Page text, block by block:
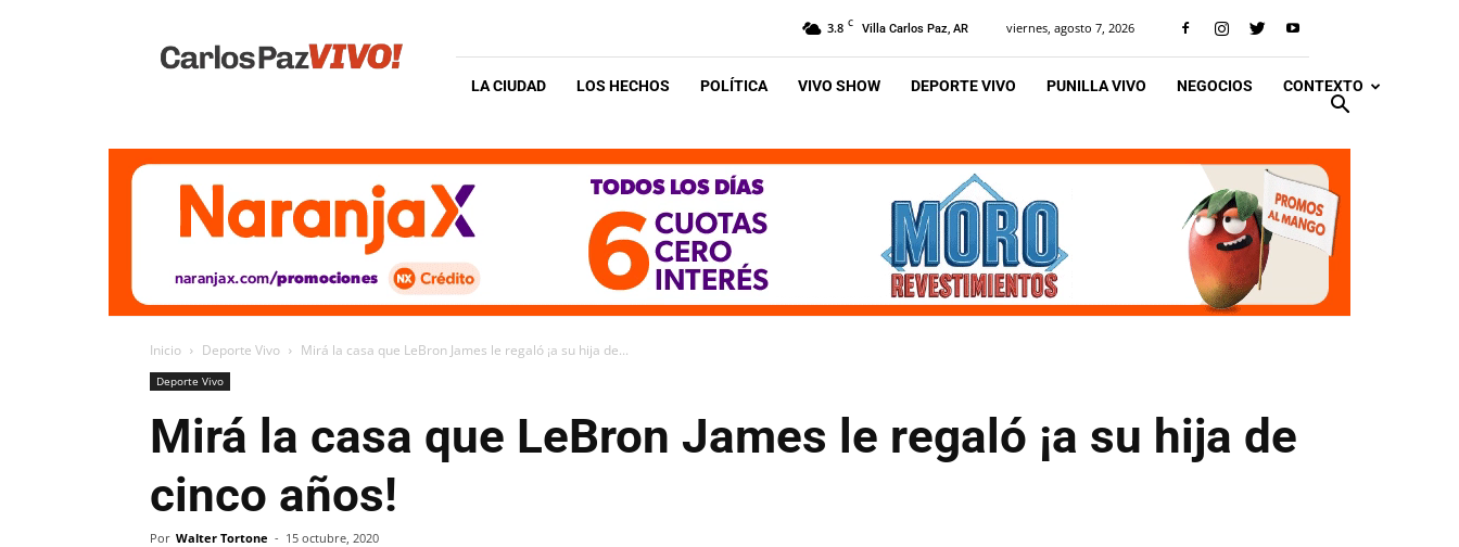
Vivo
3.8 C Villa Carlos Paz, AR viernes, agosto 7, 2026
LA CIUDAD LOS HECHOS POLÍTICA VIVO SHOW DEPORTE VIVO PUNILLA VIVO NEGOCIOS CONTEXTO
Inicio Deporte Vivo Mirá la casa que LeBron James le regaló ¡a su hija de...
Deporte Vivo
Mirá la casa que LeBron James le regaló ¡a su hija de
cinco años!
Por Walter Tortone - 15 octubre, 2020